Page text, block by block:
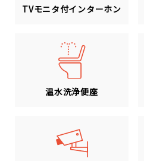
TVモニタ付インターホン
温水洗浄便座